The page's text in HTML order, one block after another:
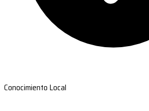
Conocimiento Local